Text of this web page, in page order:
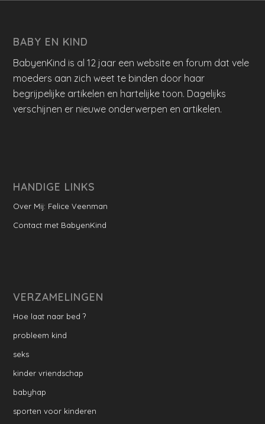
BABY EN KIND
BabyenKind is al 12 jaar een website en forum dat vele
moeders aan zich weet te binden door haar
begrijpelijke artikelen en hartelijke toon. Dagelijks
verschijnen er nieuwe onderwerpen en artikelen.
HANDIGE LINKS
Over Mij: Felice Veenman
Contact met BabyenKind
VERZAMELINGEN
Hoe laat naar bed ?
probleem kind
seks
kinder vriendschap
babyhap
sporten voor kinderen